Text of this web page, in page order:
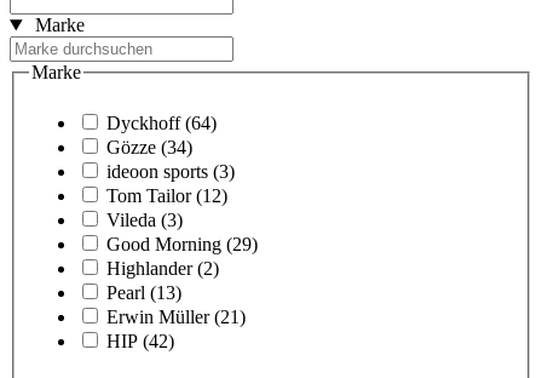
Marke
Marke
Dyckhoff (64)
Gözze (34)
ideoon sports (3)
Tom Tailor (12)
Vileda (3)
Good Morning (29)
Highlander (2)
Pearl (13)
Erwin Müller (21)
HIP (42)